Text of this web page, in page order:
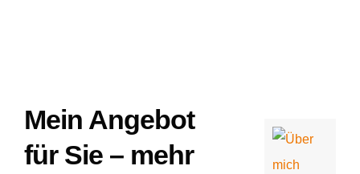
Mein Angebot
für Sie – mehr